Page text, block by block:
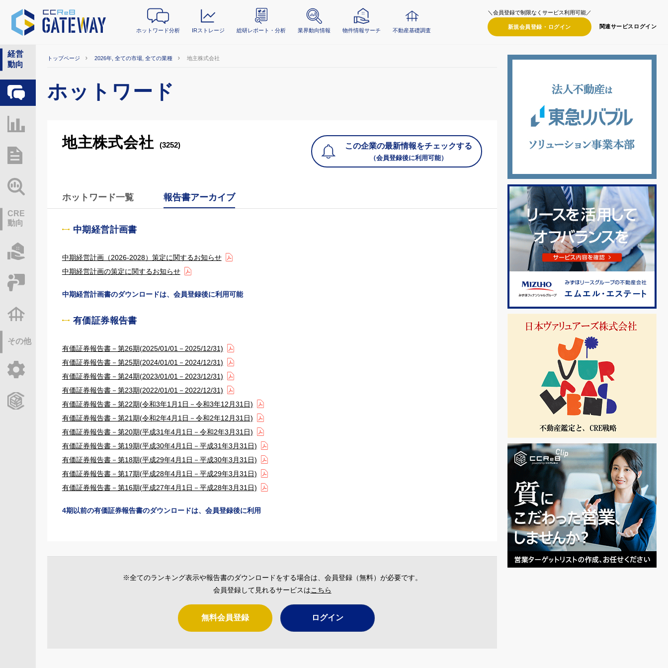
ホットワード分析 IRストレージ 総研レポート・分析 業界動向情報 物件情報サーチ 不動産基礎調査
＼会員登録で制限なくサービス利用可能／
新規会員登録・ ログイン 関連サービス ログイン
経営
動向
ホットワード分析
CRE
動向
その他
CCReBサービスのご案内
トップページ 2026年, 全ての市場, 全ての業種 地主株式会社
ホットワード
地主株式会社 (3252) この企業の最新情報をチェックする
（会員登録後に利用可能）
ホットワード一覧 報告書アーカイブ
中期経営計画書
中期経営計画（2026-2028）策定に関するお知らせ
中期経営計画の策定に関するお知らせ
中期経営計画書のダウンロードは、会員登録後に利用可能
有価証券報告書
有価証券報告書－第26期(2025/01/01－2025/12/31)
有価証券報告書－第25期(2024/01/01－2024/12/31)
有価証券報告書－第24期(2023/01/01－2023/12/31)
有価証券報告書－第23期(2022/01/01－2022/12/31)
有価証券報告書－第22期(令和3年1月1日－令和3年12月31日)
有価証券報告書－第21期(令和2年4月1日－令和2年12月31日)
有価証券報告書－第20期(平成31年4月1日－令和2年3月31日)
有価証券報告書－第19期(平成30年4月1日－平成31年3月31日)
有価証券報告書－第18期(平成29年4月1日－平成30年3月31日)
有価証券報告書－第17期(平成28年4月1日－平成29年3月31日)
有価証券報告書－第16期(平成27年4月1日－平成28年3月31日)
4期以前の有価証券報告書のダウンロードは、会員登録後に利用
※全てのランキング表示や報告書のダウンロードをする場合は、会員登録（無料）が必要です。
会員登録して見れるサービスはこちら
無料会員登録 ログイン